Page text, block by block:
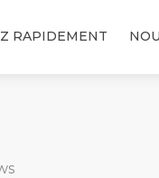
RAPIDEMENT